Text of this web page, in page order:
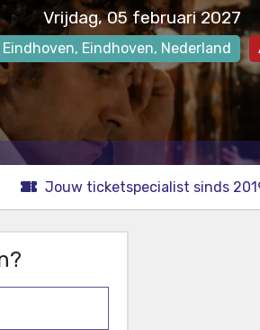
Vrijdag, 05 februari 2027
, Eindhoven, Nederland
Jouw ticketspecialist sinds